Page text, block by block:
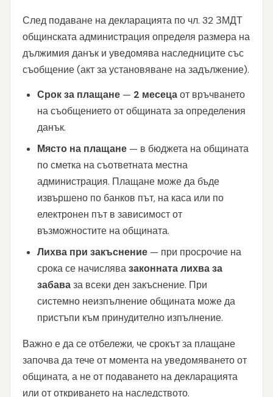
След подаване на декларацията по чл. 32 ЗМДТ
общинската администрация определя размера на
дължимия данък и уведомява наследниците със
съобщение (акт за установяване на задължение).
Срок за плащане — 2 месецаот връчването
на съобщението от общината за определения
данък.
Място на плащане — в бюджета на общината
по сметка на съответната местна
администрация. Плащане може да бъде
извършено по банков път, на каса или по
електронен път в зависимост от
възможностите на общината.
Лихва при закъснение — при просрочие на
срока се начислявазаконната лихва за
забаваза всеки ден закъснение. При
системно неизпълнение общината може да
пристъпи към принудително изпълнение.
Важно е да се отбележи, че срокът за плащане
започва да тече от момента на уведомяването от
общината, а не от подаването на декларацията
или от откриването на наследството.